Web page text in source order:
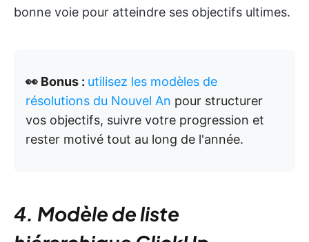
bonne voie pour atteindre ses objectifs ultimes.
👀 Bonus : utilisez les modèles de
résolutions du Nouvel An pour structurer
vos objectifs, suivre votre progression et
rester motivé tout au long de l'année.
4. Modèle de liste